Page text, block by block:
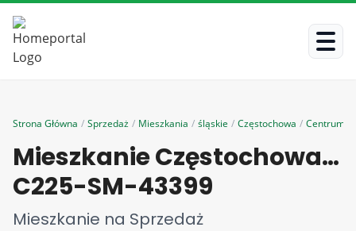
Strona Główna / Sprzedaż / Mieszkania / śląskie / Częstochowa / Centrum
Mieszkanie Częstochowa Centrum powierzchnia 100.0 m²
C225-SM-43399
Mieszkanie na Sprzedaż